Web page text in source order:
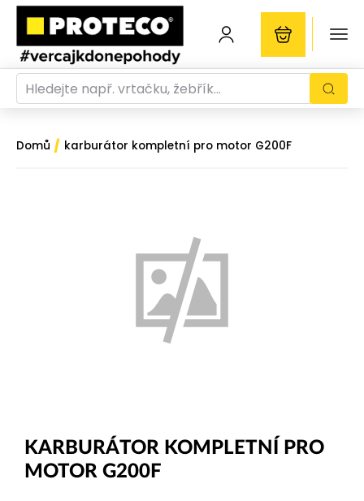
Domů / karburátor kompletní pro motor G200F
KARBURÁTOR KOMPLETNÍ PRO
MOTOR G200F